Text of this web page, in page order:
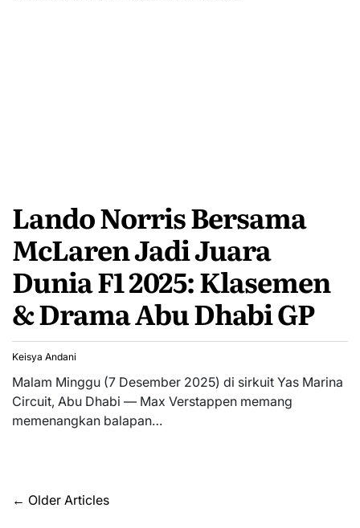
Lando Norris Bersama
McLaren Jadi Juara
Dunia F1 2025: Klasemen
& Drama Abu Dhabi GP
Keisya Andani
Malam Minggu (7 Desember 2025) di sirkuit Yas Marina
Circuit, Abu Dhabi — Max Verstappen memang
memenangkan balapan…
Posts
← Older Articles